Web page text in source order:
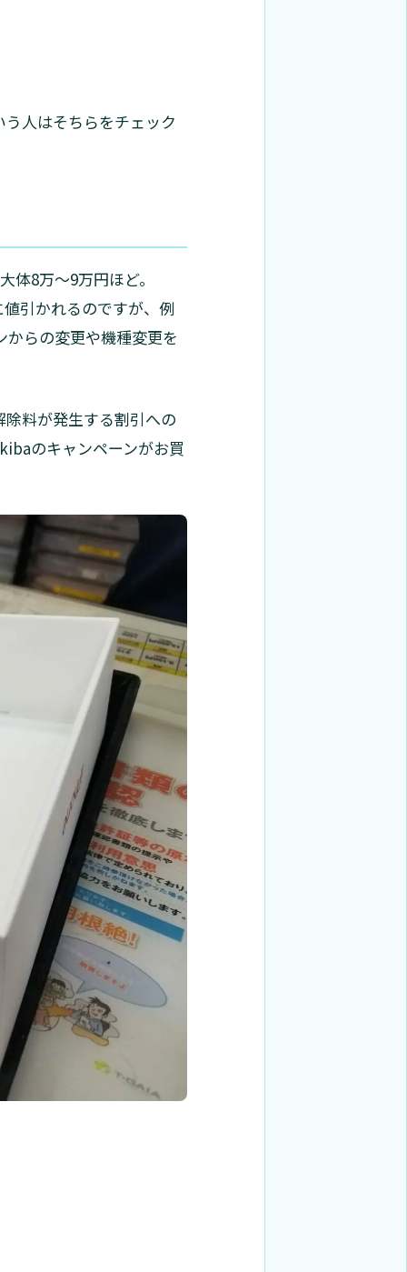
人はそちらをチェック
8万～9万円ほど。
引かれるのですが、例
らの変更や機種変更を
料が発生する割引への
のキャンペーンがお買